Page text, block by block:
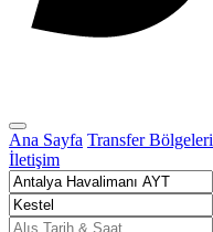
Ana Sayfa Transfer Bölgeleri
İletişim